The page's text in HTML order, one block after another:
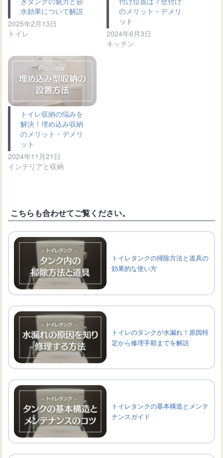
水効果について解説
2025年2月13日
トイレ
のメリット・デメリ
ット
2024年6月3日
キッチン
トイレ収納の悩みを
解決！埋め込み収納
のメリット・デメリ
ット
2024年11月21日
インテリアと収納
こちらも合わせてご覧ください。
トイレタンクの掃除方法と道具の
効果的な使い方
トイレのタンクが水漏れ！原因特
定から修理手順までを解説
トイレタンクの基本構造とメンテ
ナンスガイド